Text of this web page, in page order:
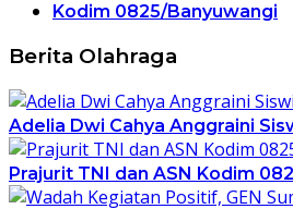
Kodim 0825/Banyuwangi
Berita Olahraga
Adelia Dwi Cahya Anggraini
Prajurit TNI dan ASN Kodim